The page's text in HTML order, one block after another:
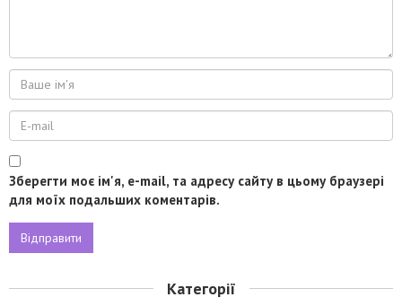
Зберегти моє ім'я, e-mail, та адресу сайту в цьому браузері
для моїх подальших коментарів.
Категорії